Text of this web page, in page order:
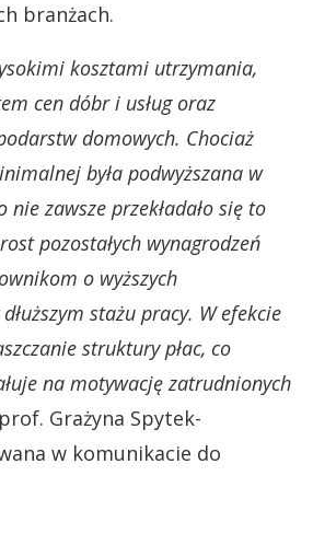
branżach.
kosztami utrzymania,
cen dóbr i usług oraz
domowych. Chociaż
była podwyższana w
zawsze przekładało się to
pozostałych wynagrodzeń
o wyższych
stażu pracy. W efekcie
struktury płac, co
na motywację zatrudnionych
Grażyna Spytek-
w komunikacie do